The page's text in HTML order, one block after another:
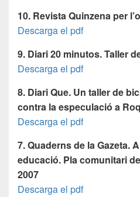
10. Revista Quinzena per
Descarga el pdf
9. Diari 20 minutos. Taller
Descarga el pdf
8. Diari Que. Un taller de
contra la especulació a
Descarga el pdf
7. Quaderns de la Gazeta.
educació. Pla comunitari
2007
Descarga el pdf